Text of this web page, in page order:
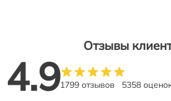
Отзывы
4.91799 отзывов 5358